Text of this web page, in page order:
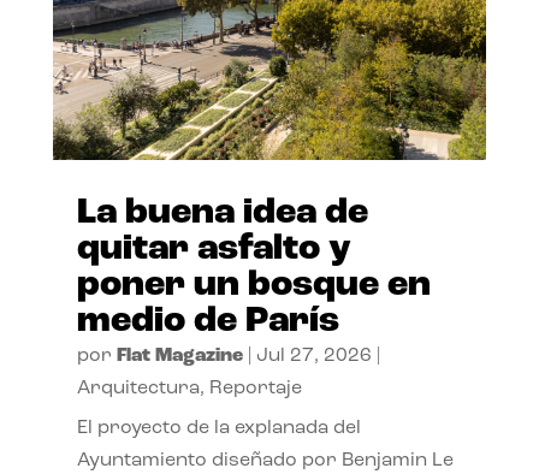
La buena idea de
quitar asfalto y
poner un bosque en
medio de París
por Flat Magazine| Jul 27, 2026
Arquitectura, Reportaje
El proyecto de la explanada del
Ayuntamiento diseñado por Benjamin Le